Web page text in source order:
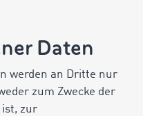
Daten
werden an Dritte nur
zum Zwecke der
zur